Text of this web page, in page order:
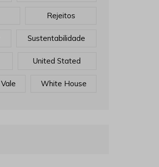
Rejeitos
Sustentabilidade
United Stated
Vale White House